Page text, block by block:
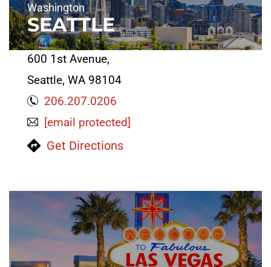
Washington
SEATTLE
600 1st Avenue,
Seattle, WA 98104
206.207.0206
[email protected]
Get Directions